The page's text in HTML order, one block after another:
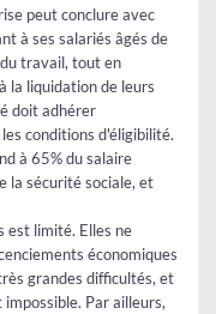
peut conclure avec
à ses salariés âgés de
travail, tout en
la liquidation de leurs
doit adhérer
conditions d'éligibilité.
à 65% du salaire
la sécurité sociale, et
est limité. Elles ne
économiques
grandes difficultés, et
Par ailleurs,